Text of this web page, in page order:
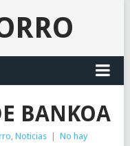
BANKOA
, Noticias
No hay